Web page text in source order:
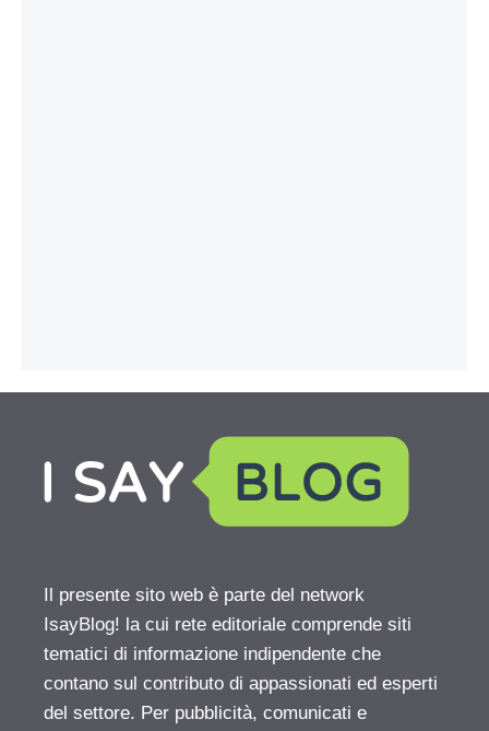
Il presente sito web è parte del network
IsayBlog! la cui rete editoriale comprende siti
tematici di informazione indipendente che
contano sul contributo di appassionati ed esperti
del settore. Per pubblicità, comunicati e